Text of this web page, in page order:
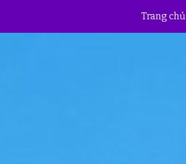
Skip to main contentTrang chủ